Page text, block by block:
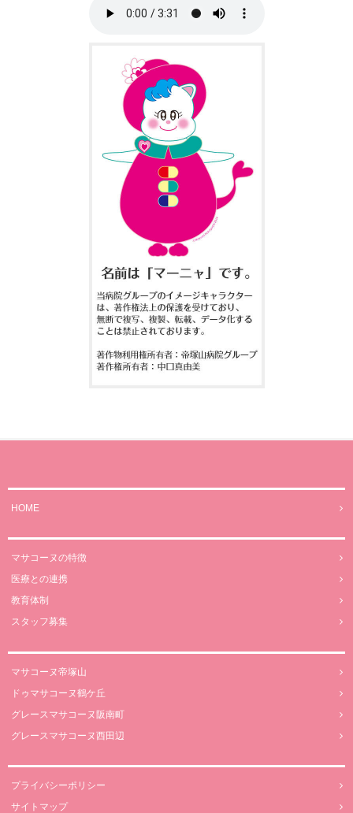
HOME
マサコーヌの特徴
医療との連携
教育体制
スタッフ募集
マサコーヌ帝塚山
ドゥマサコーヌ鶴ケ丘
グレースマサコーヌ阪南町
グレースマサコーヌ西田辺
プライバシーポリシー
サイトマップ